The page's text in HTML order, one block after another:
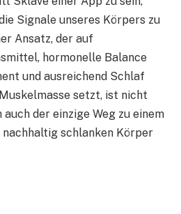
Signale unseres Körpers zu
Ansatz, der auf
hormonelle Balance
und ausreichend Schlaf
setzt, ist nicht
der einzige Weg zu einem
nachhaltig schlanken Körper